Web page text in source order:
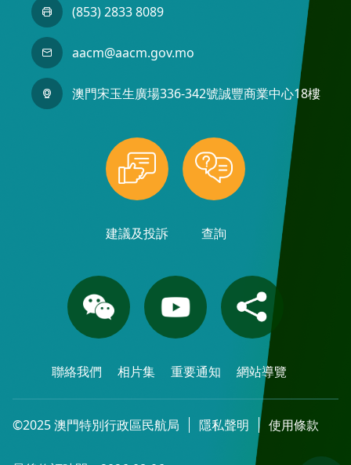
(853) 2833 8089
aacm@aacm.gov.mo
澳門宋玉生廣場336-342號誠豐商業中心18樓
建議及投訴 查詢
聯絡我們 相片集 重要通知 網站導覽
©2025 澳門特別行政區民航局 隱私聲明 使用條款